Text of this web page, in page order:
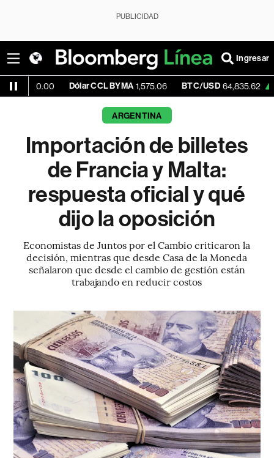
PUBLICIDAD
Ingresar
Dólar CCL BYMA 1,575.06 BTC/USD 64,835.62 +0.84%
ARGENTINA
Importación de billetes
de Francia y Malta:
respuesta oficial y qué
dijo la oposición
Economistas de Juntos por el Cambio criticaron la
decisión, mientras que desde Casa de la Moneda
señalaron que desde el cambio de gestión están
trabajando en reducir costos